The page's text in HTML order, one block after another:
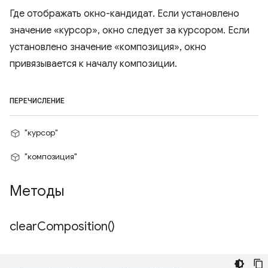
Где отображать окно-кандидат. Если установлено
значение «курсор», окно следует за курсором. Если
установлено значение «композиция», окно
привязывается к началу композиции.
ПЕРЕЧИСЛЕНИЕ
"курсор"
"композиция"
Методы
clearComposition()